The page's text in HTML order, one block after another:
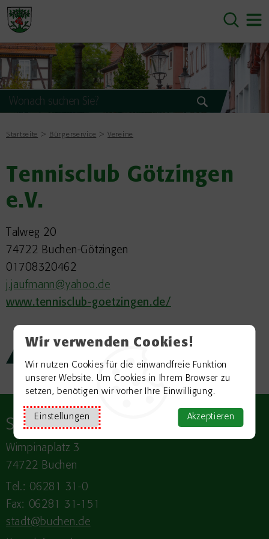
Wir verwenden Cookies!
Wir nutzen Cookies für die einwandfreie Funktion
unserer Website. Um Cookies in Ihrem Browser zu
setzen, benötigen wir vorher Ihre Einwilligung.
Einstellungen Akzeptieren
Startseite Bürgerservice Vereine
Tennisclub Götzingen
e.V.
Talweg 20
74722 Buchen-Götzingen
01708320462
j.jaufmann@yahoo.de
www.tennisclub-goetzingen.de/
Zurück zur Übersicht
StadtBUCHEN
Wimpinaplatz 3
74722 Buchen
Tel.: 06281 31-0
Fax: 06281 31-151
stadt@buchen.de